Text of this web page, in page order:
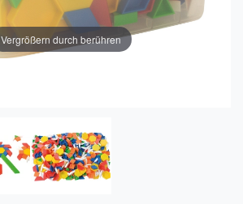
Vergrößern durch berühren